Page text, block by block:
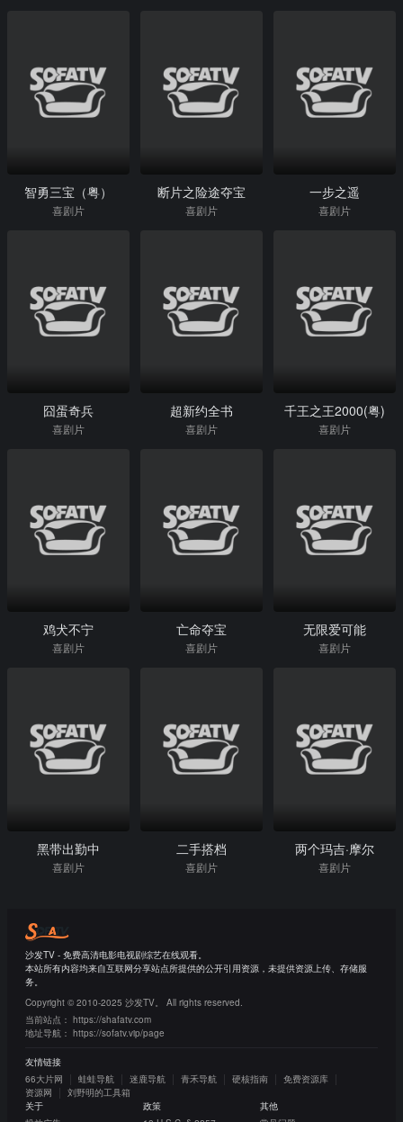
智勇三宝（粤）
喜剧片
断片之险途夺宝
喜剧片
一步之遥
喜剧片
囧蛋奇兵
喜剧片
超新约全书
喜剧片
千王之王2000(粤)
喜剧片
鸡犬不宁
喜剧片
亡命夺宝
喜剧片
无限爱可能
喜剧片
黑带出勤中
喜剧片
二手搭档
喜剧片
两个玛吉·摩尔
喜剧片
沙发TV - 免费高清电影电视剧综艺在线观看。
本站所有内容均来自互联网分享站点所提供的公开引用资源，未提供资源上传、存储服
务。
Copyright © 2010-2025 沙发TV。 All rights reserved.
当前站点： https://shafatv.com
地址导航： https://sofatv.vip/page
友情链接
66大片网
蛙蛙导航 迷鹿导航 青禾导航 硬核指南
免费资源库
资源网
刘野明的工具箱
关于
政策
其他